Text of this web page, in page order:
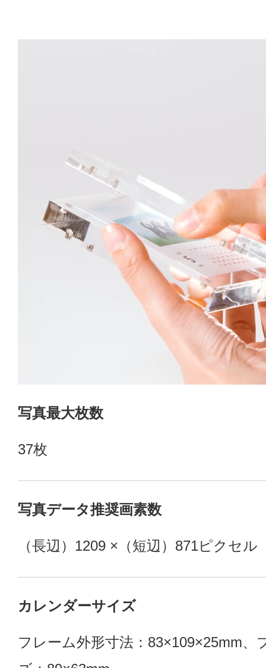
写真最大枚数
37枚
写真データ推奨画素数
（長辺）1209 ×（短辺）871ピクセル
カレンダーサイズ
フレーム外形寸法：83×109×25mm、